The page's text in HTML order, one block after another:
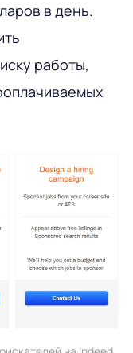
в день.
работы,